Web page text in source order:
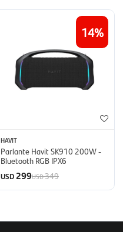
14
HAVIT
Parlante Havit SK910 200W -
Bluetooth RGB IPX6
USD299USD349